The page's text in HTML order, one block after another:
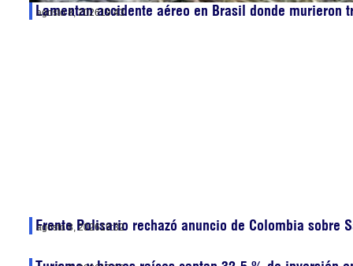
Lamentan accidente aéreo en Brasil donde murieron
agosto 8, 202619:43
Frente Polisario rechazó anuncio de Colombia sobre
agosto 8, 202619:32